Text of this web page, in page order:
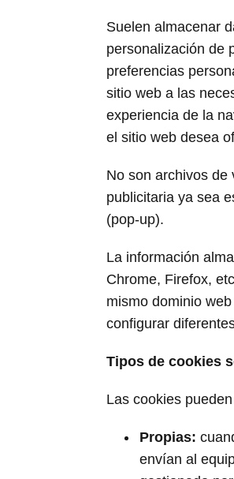
Suelen almacenar
personalización de
preferencias
sitio web a las
experiencia de la
el sitio web desea
No son archivos de
publicitaria ya sea
(pop-up).
La información
Chrome, Firefox,
mismo dominio
configurar
Tipos de cookies
Las cookies
Propias:
envían al